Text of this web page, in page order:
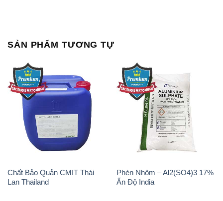
Chất Bảo Quản CMIT Thái
Lan Thailand
Phèn Nhôm – Al2(SO4)3 17%
Ấn Độ India